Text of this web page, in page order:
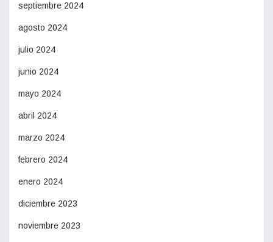
septiembre 2024
agosto 2024
julio 2024
junio 2024
mayo 2024
abril 2024
marzo 2024
febrero 2024
enero 2024
diciembre 2023
noviembre 2023